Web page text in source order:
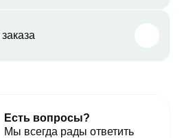
Есть вопросы?
Мы всегда рады ответить